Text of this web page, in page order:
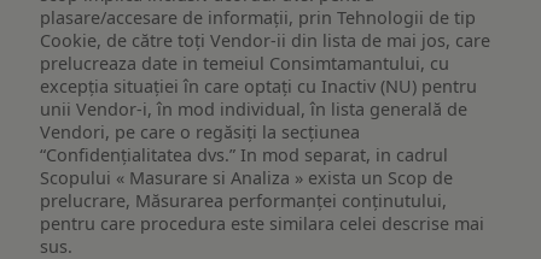
plasare/accesare de informații, prin Tehnologii de tip
Cookie, de către toți Vendor-ii din lista de mai jos, care
prelucreaza date in temeiul Consimtamantului, cu
excepția situației în care optați cu Inactiv (NU) pentru
unii Vendor-i, în mod individual, în lista generală de
Vendori, pe care o regăsiți la secțiunea
“Confidențialitatea dvs.” In mod separat, in cadrul
Scopului « Masurare si Analiza » exista un Scop de
prelucrare, Măsurarea performanței conținutului,
pentru care procedura este similara celei descrise mai
sus.